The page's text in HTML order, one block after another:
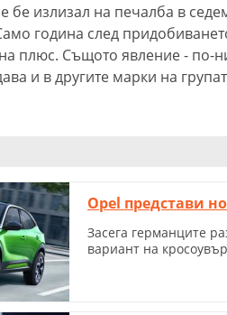
бе излизал на печалба в
година след
плюс. Същото явление - по-
и в другите марки на
Opel представи
Засега германците
вариант на